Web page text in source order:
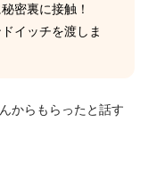
密裏に接触！
イッチを渡しま
からもらったと話す